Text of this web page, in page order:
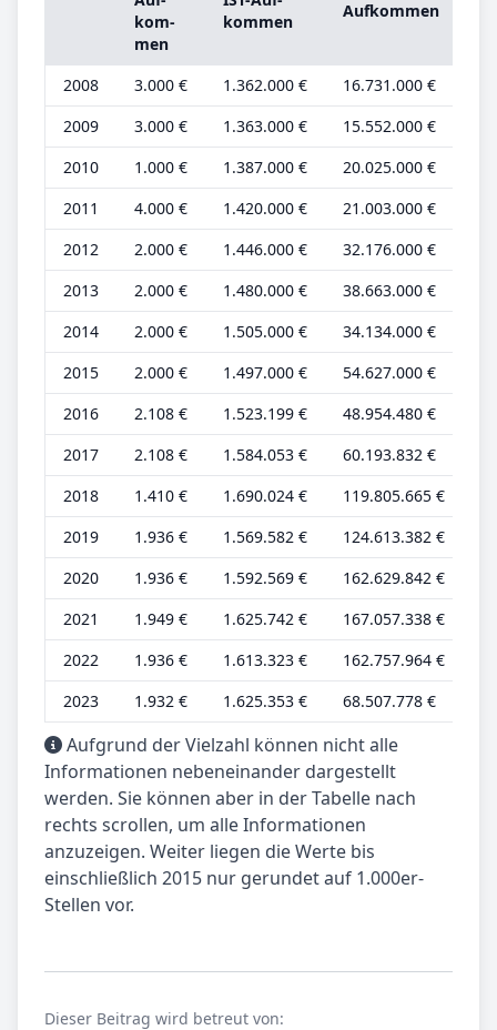
kom­
men
kom­men
Auf­kom­men
2008 3.000 € 1.362.000 € 16.731.000 €
2009
3.000 € 1.363.000 € 15.552.000 €
2010
1.000 € 1.387.000 € 20.025.000 €
2011
4.000 € 1.420.000 € 21.003.000 €
2012
2.000 € 1.446.000 € 32.176.000 €
2013
2.000 € 1.480.000 € 38.663.000 €
2014
2.000 € 1.505.000 € 34.134.000 €
2015
2.000 € 1.497.000 € 54.627.000 €
2016
2.108 € 1.523.199 € 48.954.480 €
2017
2.108 € 1.584.053 € 60.193.832 €
2018
1.410 € 1.690.024 € 119.805.665 €
2019
1.936 € 1.569.582 € 124.613.382 €
2020
1.936 € 1.592.569 € 162.629.842 €
2021
1.949 € 1.625.742 € 167.057.338 €
2022
1.936 € 1.613.323 € 162.757.964 €
2023
1.932 € 1.625.353 € 68.507.778 €
Aufgrund der Vielzahl können nicht alle
Informationen nebeneinander dargestellt
werden. Sie können aber in der Tabelle nach
rechts scrollen, um alle Informationen
anzuzeigen. Weiter liegen die Werte bis
einschließlich 2015 nur gerundet auf 1.000er-
Stellen vor.
Dieser Beitrag wird betreut von: